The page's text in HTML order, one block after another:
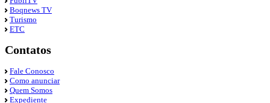
Boqnews TV
Turismo
ETC
Contatos
Fale Conosco
Como anunciar
Quem Somos
Expediente